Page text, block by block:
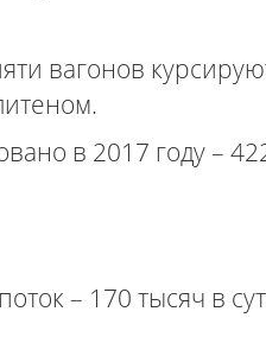
вагонов
в 2017 году –
– 170 тысяч в